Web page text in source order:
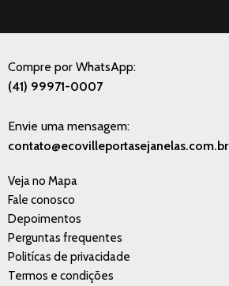
Compre por WhatsApp:
(41) 99971-0007
Envie uma mensagem:
contato@ecovilleportasejanelas.com.br
Veja no Mapa
Fale conosco
Depoimentos
Perguntas frequentes
Politícas de privacidade
Termos e condições